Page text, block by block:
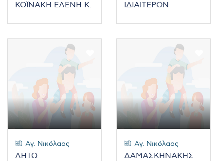
ΚΟΪΝΑΚΗ ΕΛΕΝΗ Κ. ΙΔΙΑΙΤΕΡΟΝ
Αγ. Νικόλαος
ΛΗΤΩ
Αγ. Νικόλαος
ΔΑΜΑΣΚΗΝΑΚΗΣ